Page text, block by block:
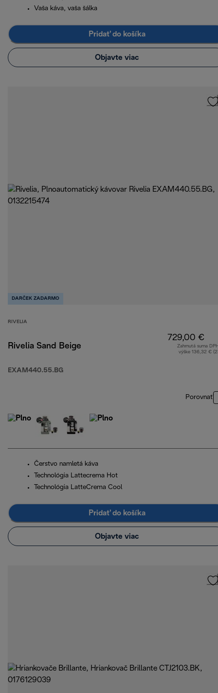
Vaša káva, vaša šálka
Pridať do košíka
Objavte viac
DARČEK ZADARMO
RIVELIA
Rivelia Sand Beige
EXAM440.55.BG
729,00 €
Zahrnutá suma
výške 136,32 €
Porovnať
Čerstvo namletá káva
Technológia Lattecrema Hot
Technológia LatteCrema Cool
Pridať do košíka
Objavte viac